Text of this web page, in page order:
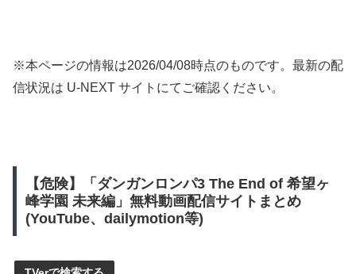
※本ページの情報は2026/04/08時点のものです。最新の配
信状況は U-NEXT サイトにてご確認ください。
【危険】「ダンガンロンパ3 The End of 希望ヶ
峰学園 未来編」無料動画配信サイトまとめ
(YouTube、dailymotion等)